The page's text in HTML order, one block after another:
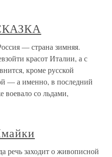
— страна зимняя.
красот Италии, а с
кроме русской
— а именно, в последний
воевало со льдами,
речь заходит о живописной